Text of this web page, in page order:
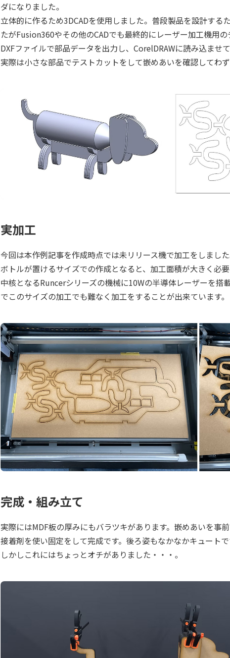
ダになりました。
立体的に作るため3DCADを使用しました。普段製品を設計す
たがFusion360やその他のCADでも最終的にレーザー加工機用
DXFファイルで部品データを出力し、CorelDRAWに読み込ませ
実際は小さな部品でテストカットをして嵌めあいを確認してわ
実加工
今回は本作例記事を作成時点では未リリース機で加工をしました
ボトルが置けるサイズでの作成となると、加工面積が大きく必
中核となるRuncerシリーズの機械に10Wの半導体レーザーを搭
で​このサイズの加工でも難なく加工をすることが出来ています。
完成・組み立て
実際にはMDF板の厚みにもバラツキがあります。嵌めあいを事
接着剤を使い固定をして​完成です。後ろ姿もなかなかキュートで
​しかしこれにはちょっとオチがありました・・・。